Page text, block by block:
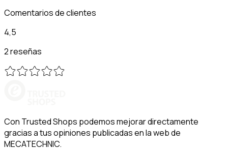
Comentarios de clientes
4,5
2 reseñas
Con Trusted Shops podemos mejorar directamente
gracias a tus opiniones publicadas en la web de
MECATECHNIC.